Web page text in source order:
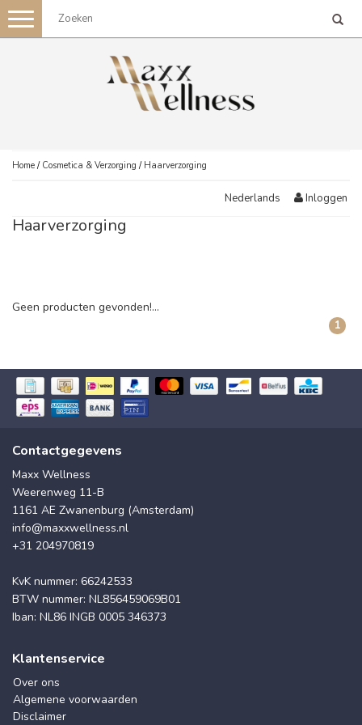
Toggle
navigation
Home / Cosmetica & Verzorging / Haarverzorging
Nederlands Inloggen
Haarverzorging
Geen producten gevonden!...
1
Contactgegevens
Maxx Wellness
Weerenweg 11-B
1161 AE Zwanenburg (Amsterdam)
info@maxxwellness.nl
+31 204970819
KvK nummer: 66242533
BTW nummer: NL856459069B01
Iban: NL86 INGB 0005 346373
Klantenservice
Over ons
Algemene voorwaarden
Disclaimer